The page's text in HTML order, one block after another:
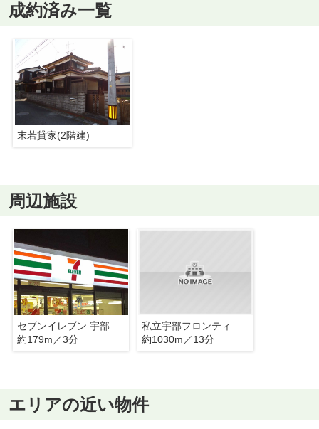
成約済み一覧
末若貸家(2階建)
周辺施設
約179m／3分
約1030m／13分
エリアの近い物件